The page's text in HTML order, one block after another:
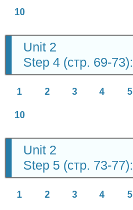
10
Unit 2
Step 4 (стр. 69-73):
1 2 3 4 5
10
Unit 2
Step 5 (стр. 73-77):
1 2 3 4 5